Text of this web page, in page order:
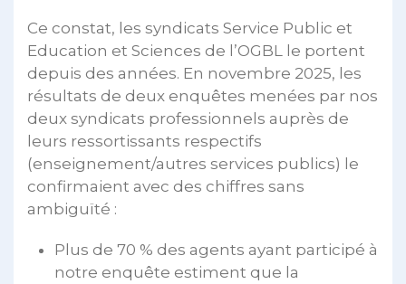
Ce constat, les syndicats Service Public et
Education et Sciences de l’OGBL le portent
depuis des années. En novembre 2025, les
résultats de deux enquêtes menées par nos
deux syndicats professionnels auprès de
leurs ressortissants respectifs
(enseignement/autres services publics) le
confirmaient avec des chiffres sans
ambiguïté :
Plus de 70 % des agents ayant participé à
notre enquête estiment que la